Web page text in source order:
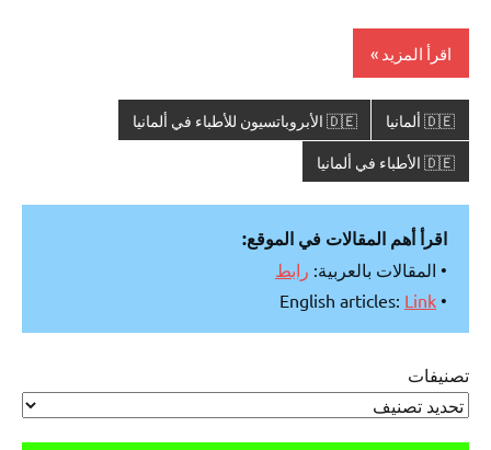
اقرأ المزيد
🇩🇪 ألمانيا 🇩🇪 الأبروباتسيون للأطباء في ألمانيا
🇩🇪 الأطباء في ألمانيا
اقرأ أهم المقالات في الموقع:
• المقالات بالعربية: رابط
• English articles:
Link
تصنيفات